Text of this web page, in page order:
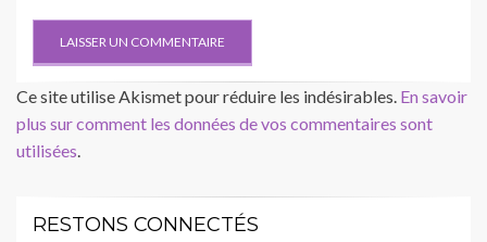
Ce site utilise Akismet pour réduire les indésirables. En savoir
plus sur comment les données de vos commentaires sont
utilisées.
RESTONS CONNECTÉS